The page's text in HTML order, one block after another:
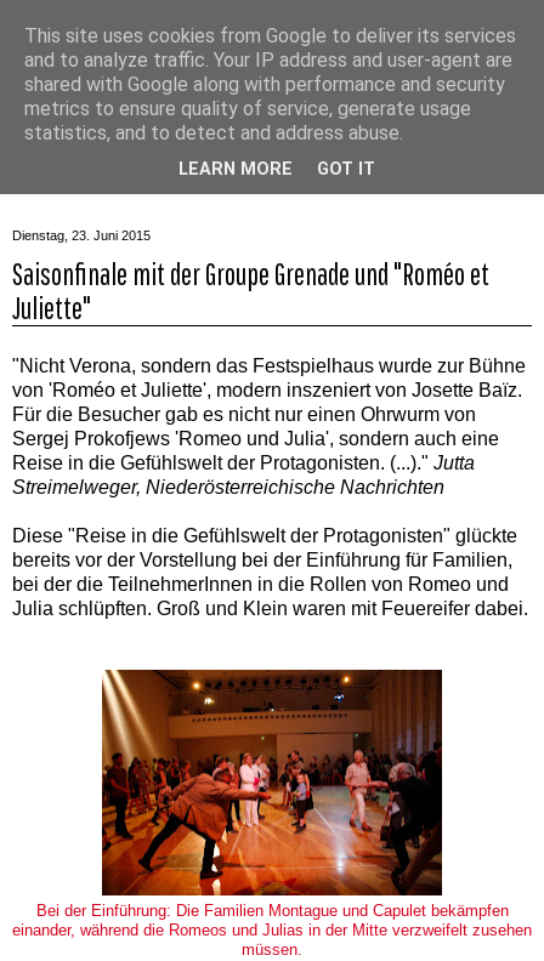
Dienstag, 23. Juni 2015
Saisonfinale mit der Groupe Grenade und "Roméo et
Juliette"
"Nicht Verona, sondern das Festspielhaus wurde zur Bühne
von 'Roméo et Juliette', modern inszeniert von Josette Baïz.
Für die Besucher gab es nicht nur einen Ohrwurm von
Sergej Prokofjews 'Romeo und Julia', sondern auch eine
Reise in die Gefühlswelt der Protagonisten. (...)." Jutta
Streimelweger, Niederösterreichische Nachrichten
Diese "Reise in die Gefühlswelt der Protagonisten" glückte
bereits vor der Vorstellung bei der Einführung für Familien,
bei der die TeilnehmerInnen in die Rollen von Romeo und
Julia schlüpften. Groß und Klein waren mit Feuereifer dabei.
Bei der Einführung: Die Familien Montague und Capulet bekämpfen
einander, während die Romeos und Julias in der Mitte verzweifelt zusehen
müssen.
This site uses cookies from Google to deliver its services
and to analyze traffic. Your IP address and user-agent are
shared with Google along with performance and security
metrics to ensure quality of service, generate usage
statistics, and to detect and address abuse.
LEARN MORE GOT IT